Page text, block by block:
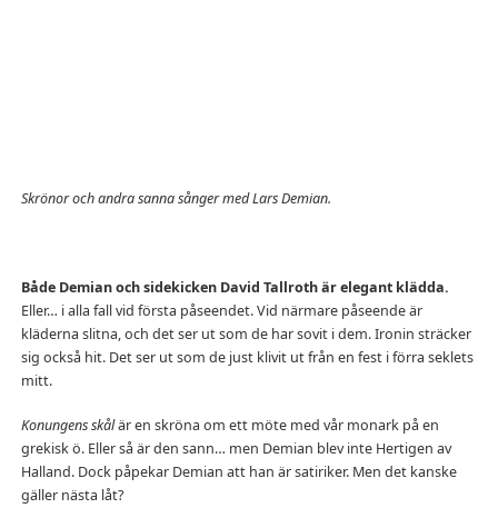
Skrönor och andra sanna sånger med Lars Demian.
Både Demian och sidekicken David Tallroth är elegant klädda.
Eller… i alla fall vid första påseendet. Vid närmare påseende är
kläderna slitna, och det ser ut som de har sovit i dem. Ironin sträcker
sig också hit. Det ser ut som de just klivit ut från en fest i förra seklets
mitt.
Konungens skålär en skröna om ett möte med vår monark på en
grekisk ö. Eller så är den sann… men Demian blev inte Hertigen av
Halland. Dock påpekar Demian att han är satiriker. Men det kanske
gäller nästa låt?